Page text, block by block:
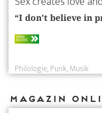
“I don’t believe in
OPEN
ACCESS
Philologie Punk Musik
Magazin